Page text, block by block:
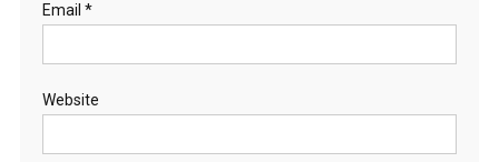
Email *
Website